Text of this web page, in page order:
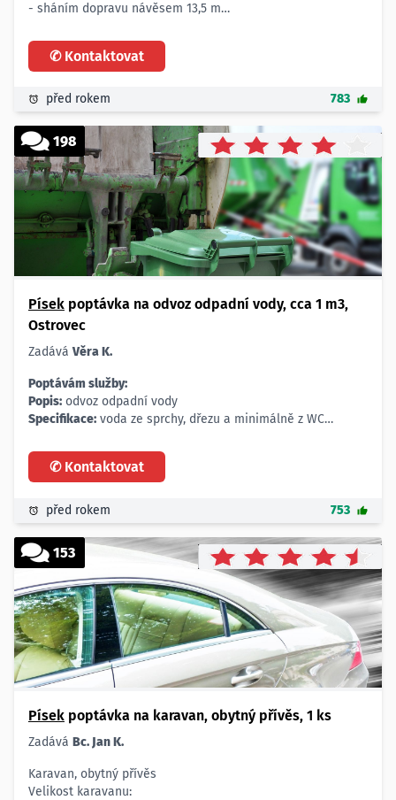
- sháním dopravu návěsem 13,5 m
- 1/ 398 51 Sepekov do 33602 Bielefeld a okolí (Německo)
- 2/ 763 31 Brumov-Bylnice do do 33602 Bielefeld a okolí
Termín:
- cca 2 týdny, zhruba 1 až 2 kamiony měsíčně z každého
místa
Doplňující informace:
- jedná se o vývoz sušeného jehličnatého řeziva na
paletách
✆ Kontaktovat
před rokem 783
198
Písek poptávka na odvoz odpadní vody, cca 1 m3,
Ostrovec
ZadáváVěra K.
Poptávám služby:
Popis: odvoz odpadní vody
Specifikace: voda ze sprchy, dřezu a minimálně z WC
Termín:červenec-srpen 2021 1x týdně
Lokalita:Ostrovec
Profil poptávajícího:
Děkuji za nabídky.
✆ Kontaktovat
před rokem 753
153
Písek poptávka na karavan, obytný přívěs, 1 ks
Zadává Bc. Jan K.
Karavan, obytný přívěs
Velikost karavanu: